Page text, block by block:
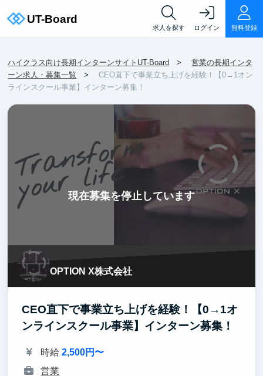
求人を探す ログイン 無料登録
ハイクラス向け長期インターンサイトUT-Board
営業の長期インタ
ーン求人・募集一覧
CEO直下で事業立ち上げを経験！【0→1オン
ラインスクール事業】インターン募集！
現在募集を停止しています
OPTION X株式会社
CEO直下で事業立ち上げを経験！【0→1オ
ンラインスクール事業】インターン募集！
時給2,500円〜
営業